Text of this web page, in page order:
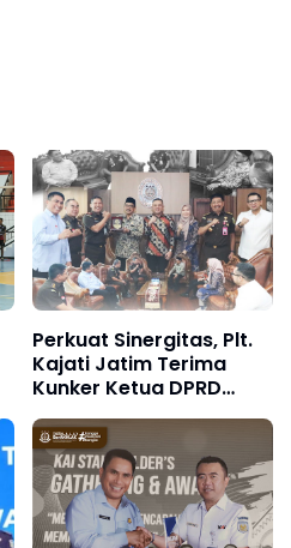
Perkuat Sinergitas, Plt.
Kajati Jatim Terima
Kunker Ketua DPRD
Jatim